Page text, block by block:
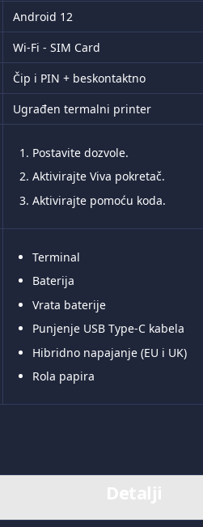
Android 12
Wi-Fi - SIM Card
Čip i PIN + beskontaktno
Ugrađen termalni printer
Postavite dozvole.
Aktivirajte Viva pokretač.
Aktivirajte pomoću koda.
Terminal
Baterija
Vrata baterije
Punjenje USB Type-C kabela
Hibridno napajanje (EU i UK)
Rola papira